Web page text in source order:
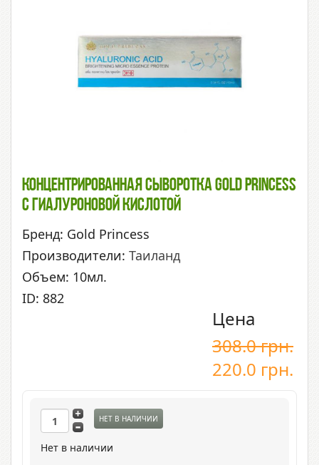
Концентрированная Сыворотка Gold Princess
С Гиалуроновой Кислотой
Бренд: Gold Princess
Производители: Таиланд
Объем: 10мл.
ID: 882
Цена
308.0грн.
220.0 грн.
НЕТ В НАЛИЧИИ
Нет в наличии